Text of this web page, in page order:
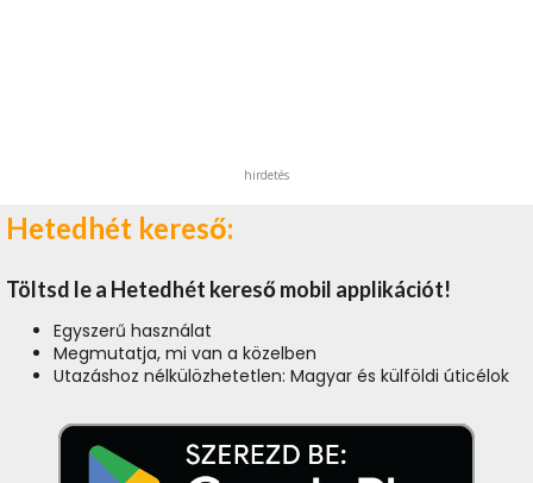
hirdetés
Hetedhét kereső:
Töltsd le a Hetedhét kereső mobil applikációt!
Egyszerű használat
Megmutatja, mi van a közelben
Utazáshoz nélkülözhetetlen: Magyar és külföldi úticélok